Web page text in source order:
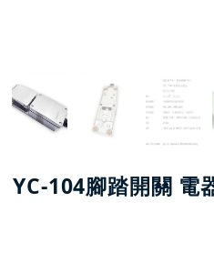
YC-104腳踏開關 電